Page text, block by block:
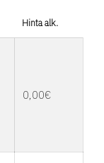
Hinta alk.
0,00€